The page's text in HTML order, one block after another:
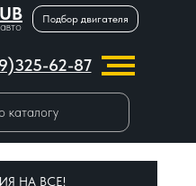
Подбор двигателя
62-87
каталогу
НА ВСЕ!